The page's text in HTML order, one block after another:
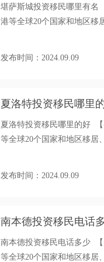
堪萨斯城投资移民哪里有名
港等全球20个国家和地区移
发布时间：2024.09.09
夏洛特投资移民哪里
夏洛特投资移民哪里的好
等全球20个国家和地区移居
发布时间：2024.09.09
南本德投资移民电话
南本德投资移民电话多少
等全球20个国家和地区移居